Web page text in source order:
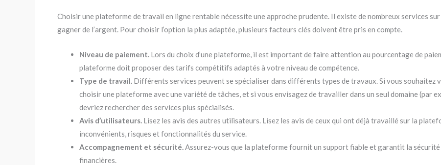
Choisir une plateforme de travail en ligne rentable nécessite une approche prudente. Il existe de nombreux services
gagner de l’argent. Pour choisir l’option la plus adaptée, plusieurs facteurs clés doivent être pris en compte.
Niveau de paiement. Lors du choix d’une plateforme, il est important de faire attention au pourcentage de
plateforme doit proposer des tarifs compétitifs adaptés à votre niveau de compétence.
Type de travail. Différents services peuvent se spécialiser dans différents types de travaux. Si vous souhaitez
choisir une plateforme avec une variété de tâches, et si vous envisagez de travailler dans un seul domaine (par
devriez rechercher des services plus spécialisés.
Avis d’utilisateurs. Lisez les avis des autres utilisateurs. Lisez les avis de ceux qui ont déjà travaillé sur la
inconvénients, risques et fonctionnalités du service.
Accompagnement et sécurité. Assurez-vous que la plateforme fournit un support fiable et garantit la
financières.